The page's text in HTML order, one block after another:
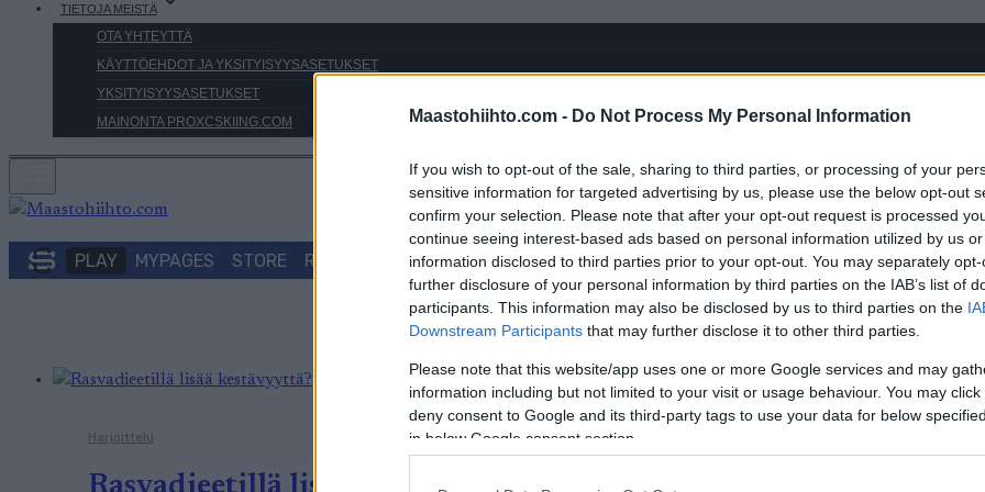
Maastohiihto.com - Do Not Process My Personal Information
If you wish to opt-out of the sale, sharing to third parties, or processing of your
sensitive information for targeted advertising by us, please use the below opt-out
confirm your selection. Please note that after your opt-out request is processed
continue seeing interest-based ads based on personal information utilized by us
information disclosed to third parties prior to your opt-out. You may separately
further disclosure of your personal information by third parties on the IAB’s list of
participants. This information may also be disclosed by us to third parties on the
Downstream Participants that may further disclose it to other third parties.
Please note that this website/app uses one or more Google services and may
information including but not limited to your visit or usage behaviour. You may
deny consent to Google and its third-party tags to use your data for below
in below Google consent section.
TIETOJA MEISTÄ
OTA YHTEYTTÄ
KÄYTTÖEHDOT JA YKSITYISYYSASETUKSET
YKSITYISYYSASETUKSET
MAINONTA PROXCSKIING.COM
PLAY MYPAGES STORE RANKING FANTASY YOUTUBE
Harjoittelu